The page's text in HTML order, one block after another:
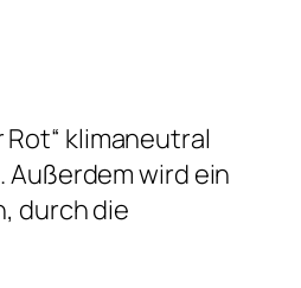
klimaneutral
wird ein
durch die